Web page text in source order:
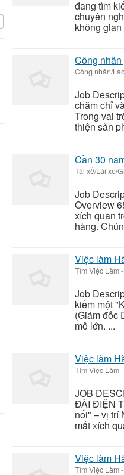
đang tìm
chuyên
không gian
Công
Công nhân/
Job
chăm chỉ
Trong vai
thiện sản
Cần 30
Tài xế/Lái xe/
Job
Overview
xích quan
hàng.
Việc làm
Tìm Việc Làm-
Job
kiếm một
(Giám đốc
mô lớn. ...
Việc làm
Tìm Việc Làm-
JOB
ĐÀI ĐIỆN
nối" – vị trí
mắt xích
Việc làm
Tìm Việc Làm-